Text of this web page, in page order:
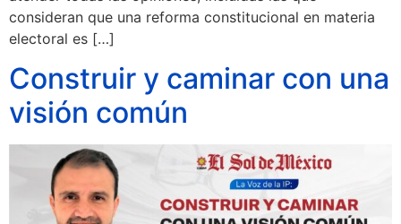
consideran que una reforma constitucional en materia
electoral es […]
Construir y caminar con una
visión común